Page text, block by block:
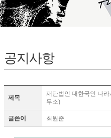
공지사항
제목
재단법인 대한국인 나
무소)
글쓴이 최원준